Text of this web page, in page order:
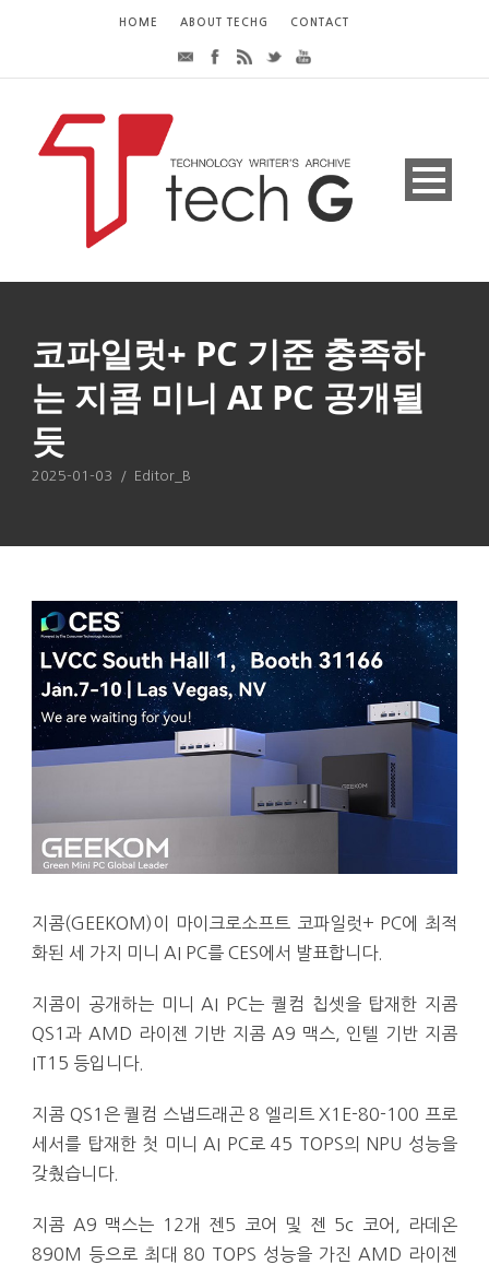
HOME ABOUT TECHG CONTACT
코파일럿+ PC 기준 충족하
는 지콤 미니 AI PC 공개될
듯
2025-01-03 / Editor_B
지콤(GEEKOM)이 마이크로소프트 코파일럿+ PC에 최적
화된 세 가지 미니 AI PC를 CES에서 발표합니다.
지콤이 공개하는 미니 AI PC는 퀄컴 칩셋을 탑재한 지콤
QS1과 AMD 라이젠 기반 지콤 A9 맥스, 인텔 기반 지콤
IT15 등입니다.
지콤 QS1은 퀄컴 스냅드래곤 8 엘리트 X1E-80-100 프로
세서를 탑재한 첫 미니 AI PC로 45 TOPS의 NPU 성능을
갖췄습니다.
지콤 A9 맥스는 12개 젠5 코어 및 젠 5c 코어, 라데온
890M 등으로 최대 80 TOPS 성능을 가진 AMD 라이젠